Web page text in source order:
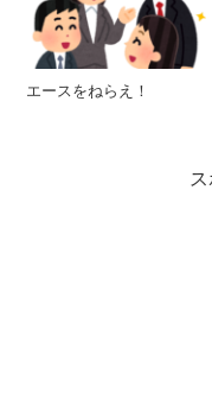
エースをねらえ！